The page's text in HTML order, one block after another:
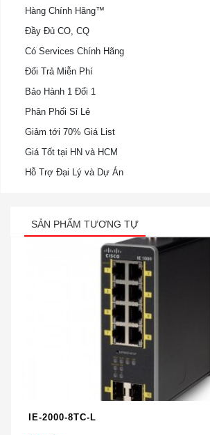
Hàng Chính Hãng™
Đầy Đủ CO, CQ
Có Services Chính Hãng
Đổi Trả Miễn Phí
Bảo Hành 1 Đổi 1
Phân Phối Sỉ Lẻ
Giảm tới 70% Giá List
Giá Tốt tại HN và HCM
Hỗ Trợ Đại Lý và Dự Án
SẢN PHẨM TƯƠNG TỰ
IE-2000-8TC-L